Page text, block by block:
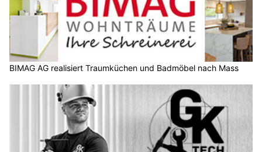
BIMAG AG realisiert Traumküchen und Badmöbel nach Mass